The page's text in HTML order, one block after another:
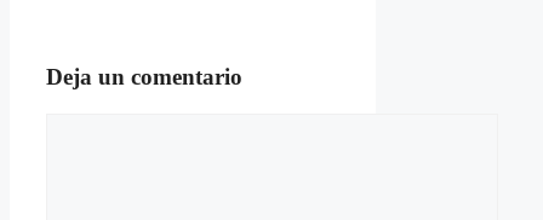
Deja un comentario